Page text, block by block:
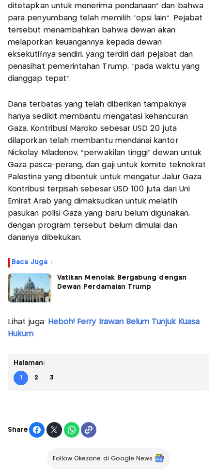
ditetapkan untuk menerima pendanaan” dan bahwa
para penyumbang telah memilih “opsi lain”. Pejabat
tersebut menambahkan bahwa dewan akan
melaporkan keuangannya kepada dewan
eksekutifnya sendiri, yang terdiri dari pejabat dan
penasihat pemerintahan Trump, “pada waktu yang
dianggap tepat”.
Dana terbatas yang telah diberikan tampaknya
hanya sedikit membantu mengatasi kehancuran
Gaza. Kontribusi Maroko sebesar USD 20 juta
dilaporkan telah membantu mendanai kantor
Nickolay Mladenov, “perwakilan tinggi” dewan untuk
Gaza pasca-perang, dan gaji untuk komite teknokrat
Palestina yang dibentuk untuk mengatur Jalur Gaza.
Kontribusi terpisah sebesar USD 100 juta dari Uni
Emirat Arab yang dimaksudkan untuk melatih
pasukan polisi Gaza yang baru belum digunakan,
dengan program tersebut belum dimulai dan
dananya dibekukan.
Baca Juga :
Vatikan Menolak Bergabung dengan
Dewan Perdamaian Trump
Lihat juga: Heboh! Ferry Irawan Belum Tunjuk Kuasa
Hukum
Halaman:
1 2 3
Share
Follow Okezone di Google News